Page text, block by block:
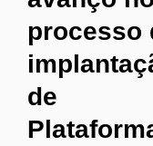
processo
de